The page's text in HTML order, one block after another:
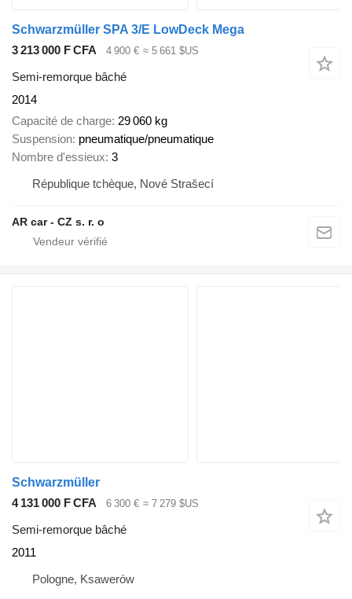
Schwarzmüller SPA 3/E LowDeck Mega
3 213 000 F CFA
4 900 € ≈ 5 661 $US
Semi-remorque bâché
2014
Capacité de charge 29 060 kg
Suspension pneumatique/pneumatique
Nombre d'essieux 3
République tchèque, Nové Strašecí
AR car - CZ s. r. o
Schwarzmüller
4 131 000 F CFA
6 300 € ≈ 7 279 $US
Semi-remorque bâché
2011
Pologne, Ksawerów